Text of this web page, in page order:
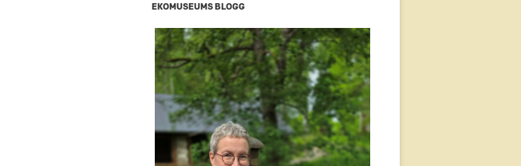
EKOMUSEUMS BLOGG